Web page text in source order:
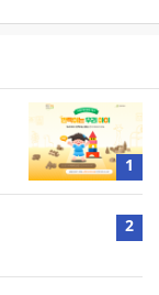
1
2